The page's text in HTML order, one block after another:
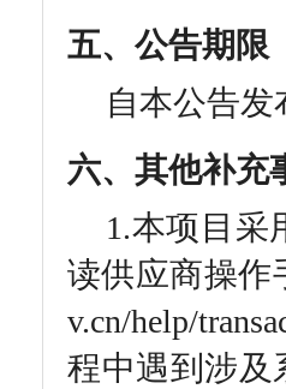
五、公告期限
自本公告发
六、其他补充
1.本项目采
读供应商操作
v.cn/help/
程中遇到涉及